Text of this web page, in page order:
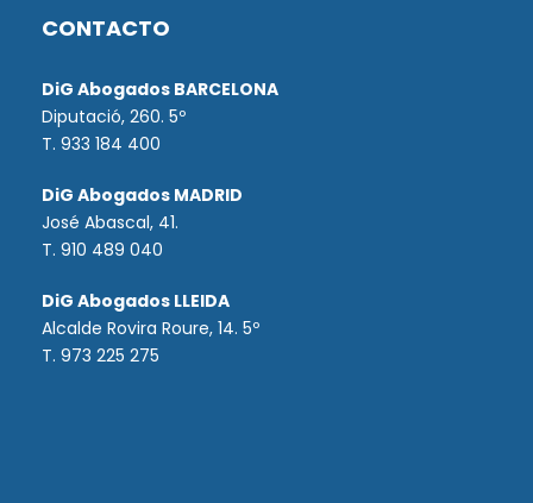
CONTACTO
DiG Abogados BARCELONA
Diputació, 260. 5º
T. 933 184 400
DiG Abogados MADRID
José Abascal, 41.
T. 910 489 040
DiG Abogados LLEIDA
Alcalde Rovira Roure, 14. 5º
T. 973 225 275